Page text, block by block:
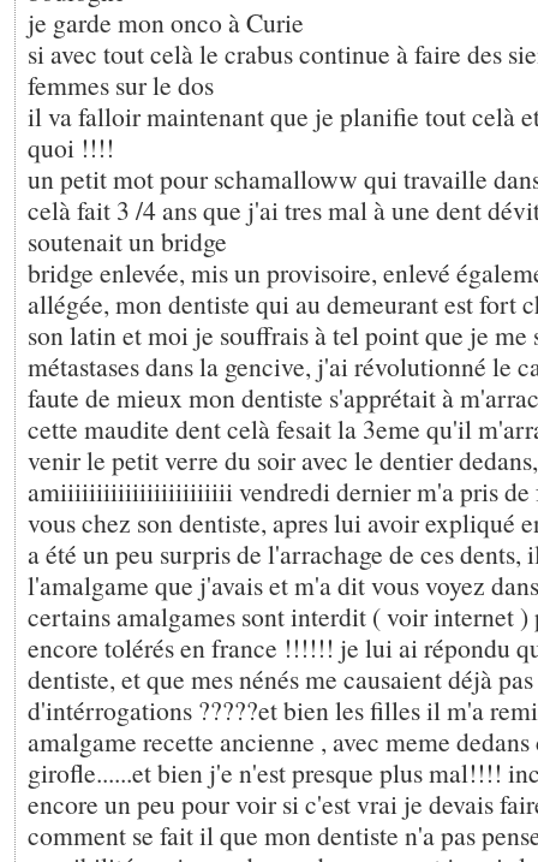
je garde mon onco à Curie
si avec tout celà le crabus continue à faire des
femmes sur le dos
il va falloir maintenant que je planifie tout celà
quoi !!!!
un petit mot pour schamalloww qui travaille
celà fait 3 /4 ans que j'ai tres mal à une dent
soutenait un bridge
bridge enlevée, mis un provisoire, enlevé
allégée, mon dentiste qui au demeurant est fort
son latin et moi je souffrais à tel point que je me
métastases dans la gencive, j'ai révolutionné le
faute de mieux mon dentiste s'apprétait à
cette maudite dent celà fesait la 3eme qu'il
venir le petit verre du soir avec le dentier
amiiiiiiiiiiiiiiiiiiiiiiii vendredi dernier m'a pris de
vous chez son dentiste, apres lui avoir expliqué
a été un peu surpris de l'arrachage de ces
l'amalgame que j'avais et m'a dit vous voyez
certains amalgames sont interdit ( voir internet
encore tolérés en france !!!!!! je lui ai répondu
dentiste, et que mes nénés me causaient déjà
d'intérrogations ?????et bien les filles il m'a
amalgame recette ancienne , avec meme
girofle......et bien j'e n'est presque plus mal!!!!
encore un peu pour voir si c'est vrai je devais
comment se fait il que mon dentiste n'a pas